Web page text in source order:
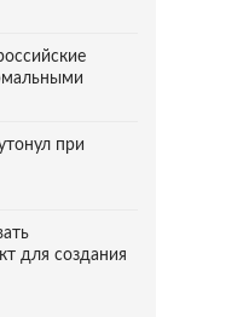
при
для создания